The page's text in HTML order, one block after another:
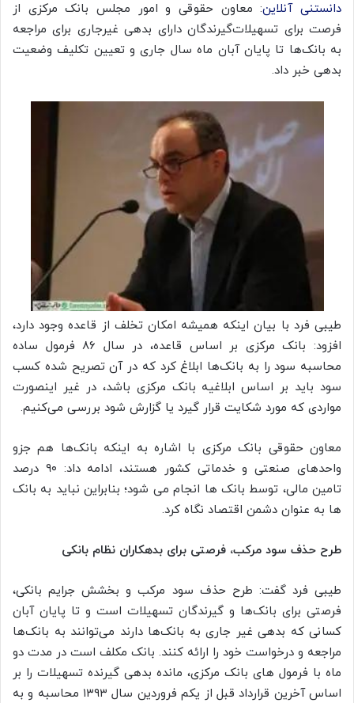
دانستنی آنلاین:​ معاون حقوقی و امور مجلس بانک مرکزی از
فرصت برای تسهیلات‌گیرندگان دارای بدهی غیرجاری برای مراجعه
به بانک‌ها تا پایان آبان ماه سال جاری و تعیین تکلیف وضعیت
بدهی خبر داد.
طیبی فرد با بیان اینکه همیشه امکان تخلف از قاعده وجود دارد،
افزود: بانک مرکزی بر اساس قاعده، در سال ۸۶ فرمول ساده
محاسبه سود را به بانک‌ها ابلاغ کرد که در آن تصریح شده کسب
سود باید بر اساس ابلاغیه بانک مرکزی باشد، در غیر اینصورت
مواردی که مورد شکایت قرار گیرد یا گزارش شود بررسی می‌کنیم.
معاون حقوقی بانک مرکزی با اشاره به اینکه بانک‌ها هم جزو
واحدهای صنعتی و خدماتی کشور هستند، ادامه داد: ۹۰ درصد
تامین مالی، توسط بانک ها انجام می شود؛ بنابراین نباید به بانک
ها به عنوان دشمن اقتصاد نگاه کرد.
طرح حذف سود مرکب، فرصتی برای بدهکاران نظام بانکی
طیبی فرد گفت: طرح حذف سود مرکب و بخشش جرایم بانکی،
فرصتی برای بانک‌ها و گیرندگان تسهیلات است و تا پایان آبان
کسانی که بدهی غیر جاری به بانک‌ها دارند می‌توانند به بانک‌ها
مراجعه و درخواست خود را ارائه کنند. بانک مکلف است در مدت دو
ماه با فرمول های بانک مرکزی، مانده بدهی گیرنده تسهیلات را بر
اساس آخرین قرارداد قبل از یکم فروردین سال ۱۳۹۳ محاسبه و به